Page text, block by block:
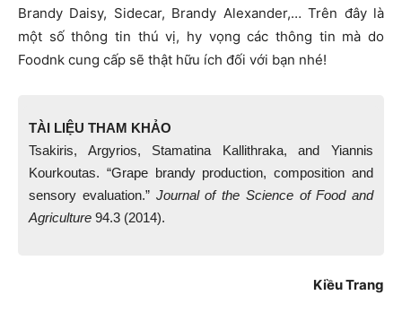
Brandy Daisy, Sidecar, Brandy Alexander,… Trên đây là
một số thông tin thú vị, hy vọng các thông tin mà do
Foodnk cung cấp sẽ thật hữu ích đối với bạn nhé!
TÀI LIỆU THAM KHẢO
Tsakiris, Argyrios, Stamatina Kallithraka, and Yiannis
Kourkoutas. “Grape brandy production, composition and
sensory evaluation.” Journal of the Science of Food and
Agriculture 94.3 (2014).
Kiều Trang